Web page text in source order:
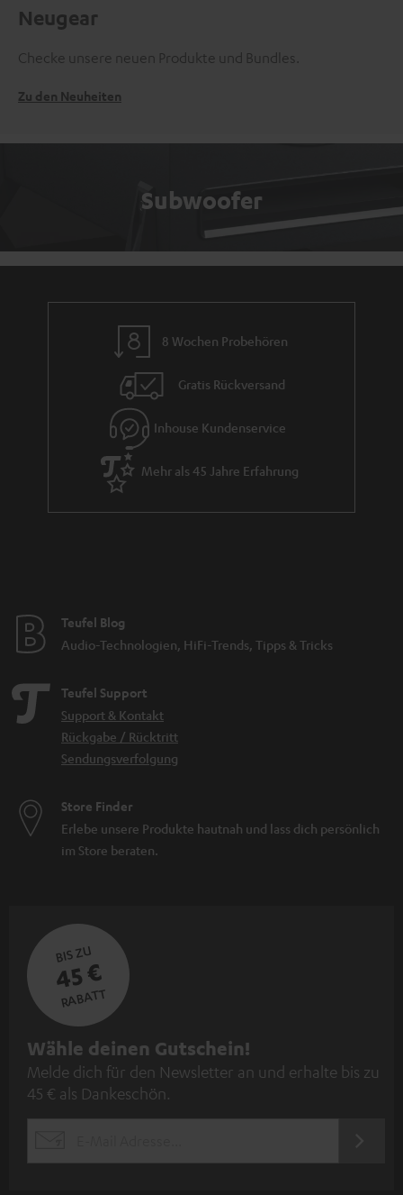
Neugear
Checke unsere neuen Produkte und Bundles.
Zu den Neuheiten
Subwoofer
8 Wochen Probehören
Gratis Rückversand
Inhouse Kundenservice
Mehr als 45 Jahre Erfahrung
Teufel Blog
Audio-Technologien, HiFi-Trends, Tipps & Tricks
Teufel Support
Support & Kontakt
Rückgabe / Rücktritt
Sendungsverfolgung
Store Finder
Erlebe unsere Produkte hautnah und lass dich persönlich
im Store beraten.
BIS ZU
45 €
RABATT
N
e
w
Wähle deinen Gutschein!
Melde dich für den Newsletter an und erhalte bis zu
45 € als Dankeschön.